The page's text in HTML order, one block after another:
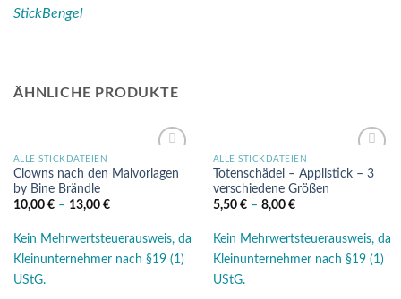
StickBengel
ÄHNLICHE PRODUKTE
Auf die
Wunschliste
ALLE STICKDATEIEN
Clowns nach den Malvorlagen
by Bine Brändle
10,00 €– 13,00 €
Kein Mehrwertsteuerausweis, da
Kleinunternehmer nach §19 (1)
UStG.
Auf die
Wunschliste
ALLE STICKDATEIEN
Totenschädel – Applistick – 3
verschiedene Größen
5,50 €– 8,00 €
Kein Mehrwertsteuerausweis, da
Kleinunternehmer nach §19 (1)
UStG.